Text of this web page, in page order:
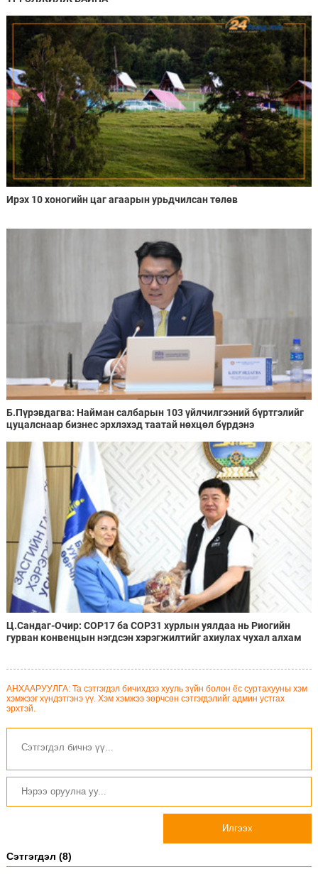
Ирэх 10 хоногийн цаг агаарын урьдчилсан төлөв
Б.Пүрэвдагва: Найман салбарын 103 үйлчилгээний бүртгэлийг
цуцалснаар бизнес эрхлэхэд таатай нөхцөл бүрдэнэ
Ц.Сандаг-Очир: COP17 ба COP31 хурлын уялдаа нь Риогийн
гурван конвенцын нэгдсэн хэрэгжилтийг ахиулах чухал алхам
АНХААРУУЛГА: Та сэтгэгдэл бичихдээ хууль зүйн болон ёс суртахууны хэм
хэмжээг хүндэтгэнэ үү. Хэм хэмжээ зөрчсөн сэтгэгдэлийг админ устгах
эрхтэй.
Илгээх
Сэтгэгдэл (8)